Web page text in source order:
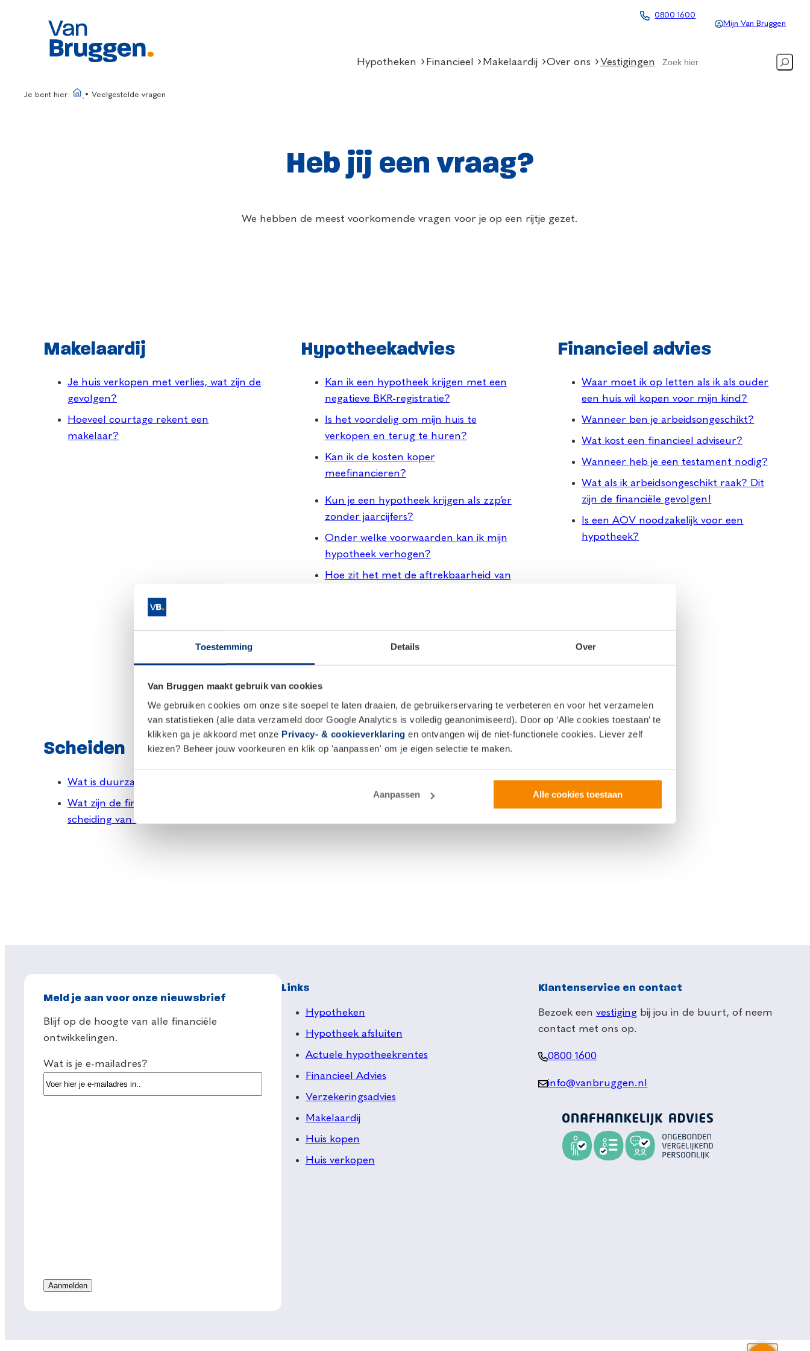
Toestemming Details Over
Van Bruggen maakt gebruik van cookies
We gebruiken cookies om onze site soepel te laten draaien, de gebruikerservaring te verbeteren en voor het verzamelen
van statistieken (alle data verzameld door Google Analytics is volledig geanonimiseerd). Door op ‘Alle cookies toestaan’ te
klikken ga je akkoord met onze Privacy- & cookieverklaring en ontvangen wij de niet-functionele cookies. Liever zelf
kiezen? Beheer jouw voorkeuren en klik op 'aanpassen' om je eigen selectie te maken.
Aanpassen Alle cookies toestaan
0800 1600
Mijn Van Bruggen
Hypotheken Financieel Makelaardij Over ons Vestigingen Search
Je bent hier: • Veelgestelde vragen
Heb jij een vraag?
We hebben de meest voorkomende vragen voor je op een rijtje gezet.
Makelaardij
Je huis verkopen met verlies, wat zijn de
gevolgen?
Hoeveel courtage rekent een
makelaar?
Hypotheekadvies
Kan ik een hypotheek krijgen met een
negatieve BKR-registratie?
Is het voordelig om mijn huis te
verkopen en terug te huren?
Kan ik de kosten koper
meefinancieren?
Kun je een hypotheek krijgen als zzp’er
zonder jaarcijfers?
Onder welke voorwaarden kan ik mijn
hypotheek verhogen?
Hoe zit het met de aftrekbaarheid van
rente voor je hypotheek?
Kan ik met een studieschuld een
hypotheek krijgen?
Financieel advies
Waar moet ik op letten als ik als ouder
een huis wil kopen voor mijn kind?
Wanneer ben je arbeidsongeschikt?
Wat kost een financieel adviseur?
Wanneer heb je een testament nodig?
Wat als ik arbeidsongeschikt raak? Dit
zijn de financiële gevolgen!
Is een AOV noodzakelijk voor een
hypotheek?
Scheiden
Wat is duurzaam scheiden?
Wat zijn de financiële gevolgen van een
scheiding van tafel en bed?
Verzekeringen
Meld je aan voor onze nieuwsbrief
Blijf op de hoogte van alle financiële
ontwikkelingen.
Wat is je e-mailadres?
Links
Hypotheken
Hypotheek afsluiten
Actuele hypotheekrentes
Financieel Advies
Verzekeringsadvies
Makelaardij
Huis kopen
Huis verkopen
Klantenservice en contact
Bezoek eenvestiging bij jou in de buurt, of neem
contact met ons op.
0800 1600
info@vanbruggen.nl